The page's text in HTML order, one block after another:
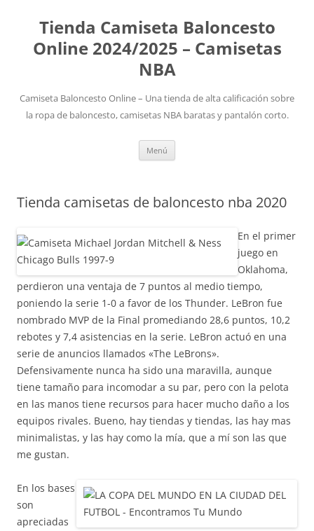
Tienda Camiseta Baloncesto
Online 2024/2025 – Camisetas
NBA
Camiseta Baloncesto Online – Una tienda de alta calificación sobre
la ropa de baloncesto, camisetas NBA baratas y pantalón corto.
Menú
Tienda camisetas de baloncesto nba 2020
En el primer
juego en
Oklahoma,
perdieron una ventaja de 7 puntos al medio tiempo,
poniendo la serie 1-0 a favor de los Thunder. LeBron fue
nombrado MVP de la Final promediando 28,6 puntos, 10,2
rebotes y 7,4 asistencias en la serie. LeBron actuó en una
serie de anuncios llamados «The LeBrons».
Defensivamente nunca ha sido una maravilla, aunque
tiene tamaño para incomodar a su par, pero con la pelota
en las manos tiene recursos para hacer mucho daño a los
equipos rivales. Bueno, hay tiendas y tiendas, las hay mas
minimalistas, y las hay como la mía, que a mí son las que
me gustan.
En los bases
son
apreciadas